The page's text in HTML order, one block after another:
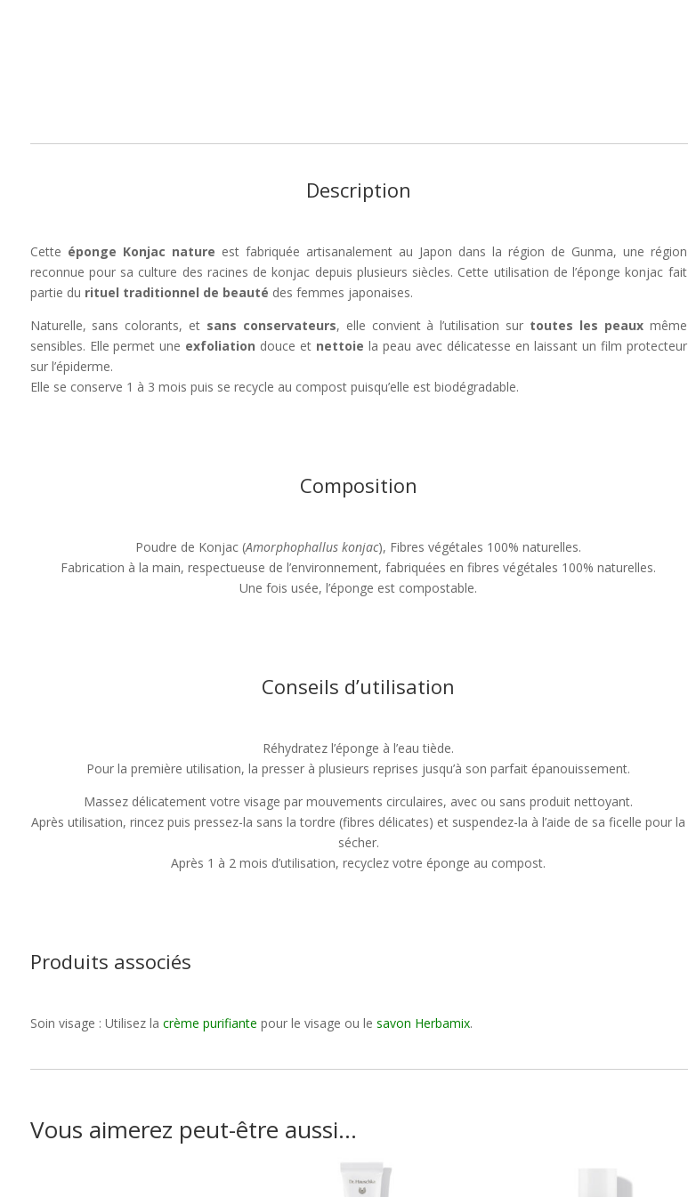
Description
Cette éponge Konjac nature est fabriquée artisanalement au Japon dans la région de Gunma, une région
reconnue pour sa culture des racines de konjac depuis plusieurs siècles. Cette utilisation de l’éponge konjac fait
partie du rituel traditionnel de beauté des femmes japonaises.
Naturelle, sans colorants, et sans conservateurs, elle convient à l’utilisation sur toutes les peauxmême
sensibles. Elle permet une exfoliation douce et nettoie la peau avec délicatesse en laissant un film protecteur
sur l’épiderme.
Elle se conserve 1 à 3 mois puis se recycle au compost puisqu’elle est biodégradable.
Composition
Poudre de Konjac (Amorphophallus konjac), Fibres végétales 100% naturelles.
Fabrication à la main, respectueuse de l’environnement, fabriquées en fibres végétales 100% naturelles.
Une fois usée, l’éponge est compostable.
Conseils d’utilisation
Réhydratez l’éponge à l’eau tiède.
Pour la première utilisation, la presser à plusieurs reprises jusqu’à son parfait épanouissement.
Massez délicatement votre visage par mouvements circulaires, avec ou sans produit nettoyant.
Après utilisation, rincez puis pressez-la sans la tordre (fibres délicates) et suspendez-la à l’aide de sa ficelle pour la
sécher.
Après 1 à 2 mois d’utilisation, recyclez votre éponge au compost.
Produits associés
Soin visage : Utilisez la crème purifiante pour le visage ou le savon Herbamix.
Vous aimerez peut-être aussi…